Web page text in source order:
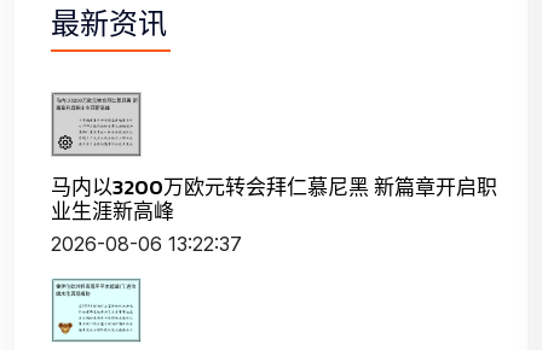
最新资讯
马内以3200万欧元转会拜仁慕尼黑 新篇章开启职
业生涯新高峰
2026-08-06 13:22:37